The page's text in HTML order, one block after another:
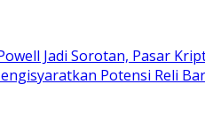
Jadi Sorotan, Pasar
Potensi Reli